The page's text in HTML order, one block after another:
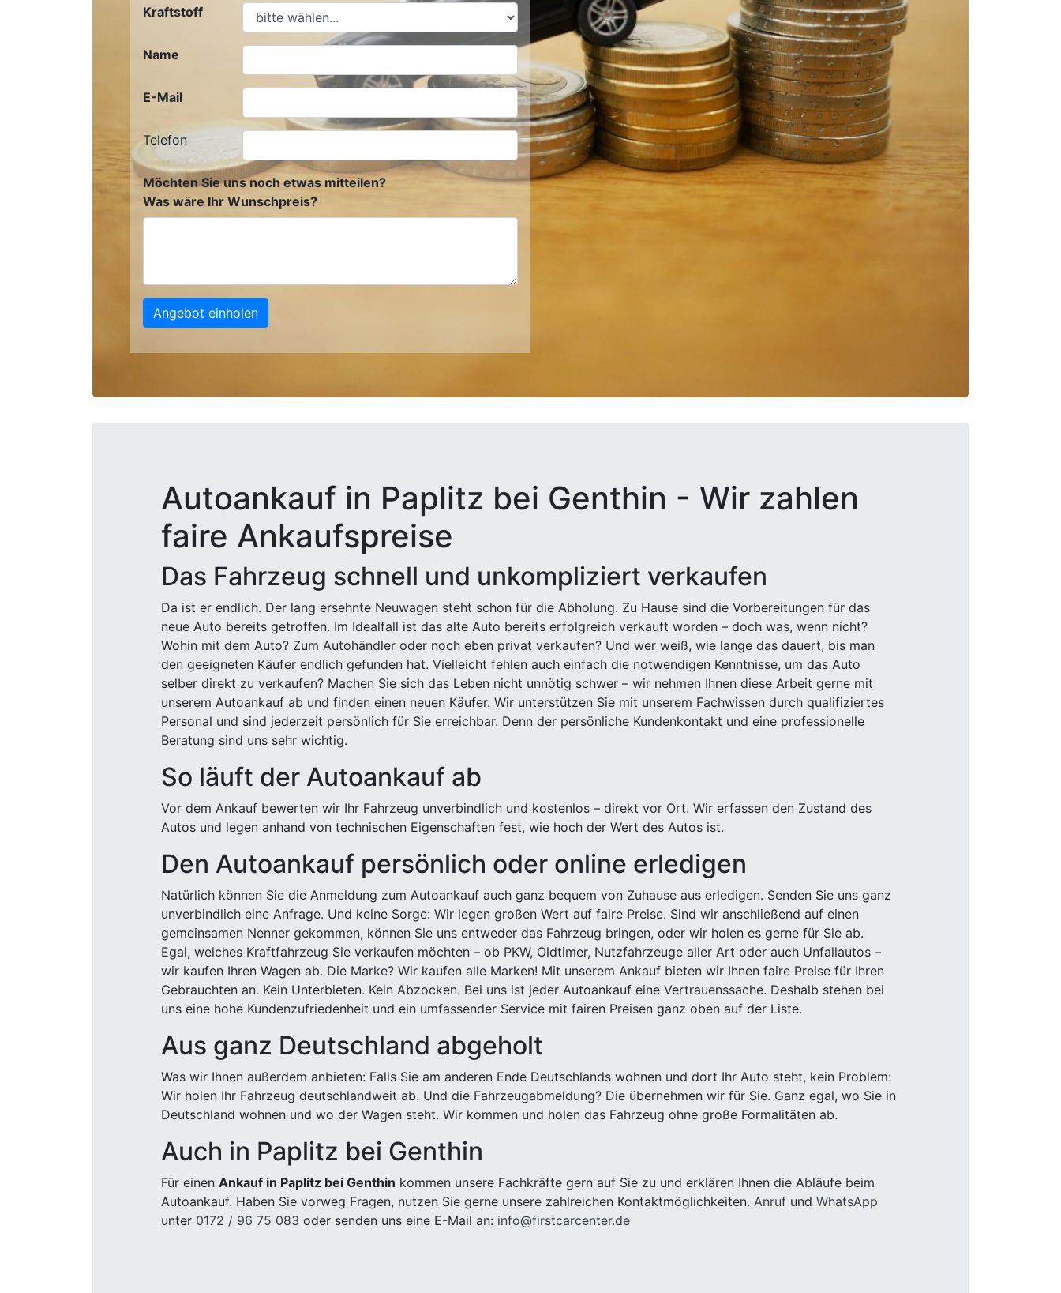
Kraftstoff
Name
E-Mail
Telefon
Möchten Sie uns noch etwas mitteilen?
Was wäre Ihr Wunschpreis?
Angebot einholen
Autoankauf in Paplitz bei Genthin - Wir zahlen
faire Ankaufspreise
Das Fahrzeug schnell und unkompliziert verkaufen
Da ist er endlich. Der lang ersehnte Neuwagen steht schon für die Abholung. Zu Hause sind die Vorbereitungen für das
neue Auto bereits getroffen. Im Idealfall ist das alte Auto bereits erfolgreich verkauft worden – doch was, wenn nicht?
Wohin mit dem Auto? Zum Autohändler oder noch eben privat verkaufen? Und wer weiß, wie lange das dauert, bis man
den geeigneten Käufer endlich gefunden hat. Vielleicht fehlen auch einfach die notwendigen Kenntnisse, um das Auto
selber direkt zu verkaufen? Machen Sie sich das Leben nicht unnötig schwer – wir nehmen Ihnen diese Arbeit gerne mit
unserem Autoankauf ab und finden einen neuen Käufer. Wir unterstützen Sie mit unserem Fachwissen durch qualifiziertes
Personal und sind jederzeit persönlich für Sie erreichbar. Denn der persönliche Kundenkontakt und eine professionelle
Beratung sind uns sehr wichtig.
So läuft der Autoankauf ab
Vor dem Ankauf bewerten wir Ihr Fahrzeug unverbindlich und kostenlos – direkt vor Ort. Wir erfassen den Zustand des
Autos und legen anhand von technischen Eigenschaften fest, wie hoch der Wert des Autos ist.
Den Autoankauf persönlich oder online erledigen
Natürlich können Sie die Anmeldung zum Autoankauf auch ganz bequem von Zuhause aus erledigen. Senden Sie uns ganz
unverbindlich eine Anfrage. Und keine Sorge: Wir legen großen Wert auf faire Preise. Sind wir anschließend auf einen
gemeinsamen Nenner gekommen, können Sie uns entweder das Fahrzeug bringen, oder wir holen es gerne für Sie ab.
Egal, welches Kraftfahrzeug Sie verkaufen möchten – ob PKW, Oldtimer, Nutzfahrzeuge aller Art oder auch Unfallautos –
wir kaufen Ihren Wagen ab. Die Marke? Wir kaufen alle Marken! Mit unserem Ankauf bieten wir Ihnen faire Preise für Ihren
Gebrauchten an. Kein Unterbieten. Kein Abzocken. Bei uns ist jeder Autoankauf eine Vertrauenssache. Deshalb stehen bei
uns eine hohe Kundenzufriedenheit und ein umfassender Service mit fairen Preisen ganz oben auf der Liste.
Aus ganz Deutschland abgeholt
Was wir Ihnen außerdem anbieten: Falls Sie am anderen Ende Deutschlands wohnen und dort Ihr Auto steht, kein Problem:
Wir holen Ihr Fahrzeug deutschlandweit ab. Und die Fahrzeugabmeldung? Die übernehmen wir für Sie. Ganz egal, wo Sie in
Deutschland wohnen und wo der Wagen steht. Wir kommen und holen das Fahrzeug ohne große Formalitäten ab.
Auch in Paplitz bei Genthin
Für einen Ankauf in Paplitz bei Genthin kommen unsere Fachkräfte gern auf Sie zu und erklären Ihnen die Abläufe beim
Autoankauf. Haben Sie vorweg Fragen, nutzen Sie gerne unsere zahlreichen Kontaktmöglichkeiten. Anruf und WhatsApp
unter 0172 / 96 75 083 oder senden uns eine E-Mail an: info@firstcarcenter.de